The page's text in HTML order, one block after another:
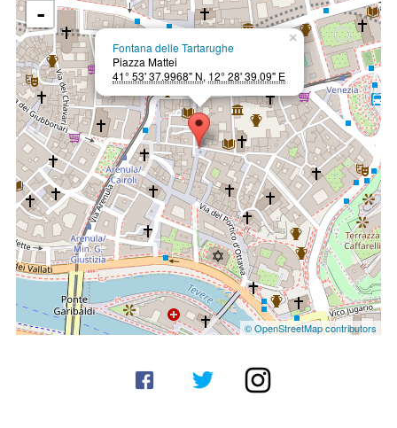
×
Fontana delle Tartarughe
Piazza Mattei
41° 53' 37.9968" N, 12° 28' 39.09" E
-
© OpenStreetMap contributors